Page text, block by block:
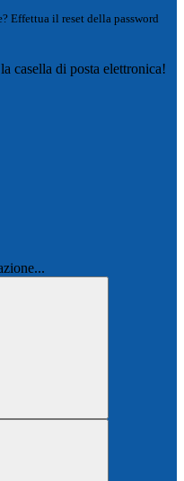
Effettua il reset della password
casella di posta elettronica!